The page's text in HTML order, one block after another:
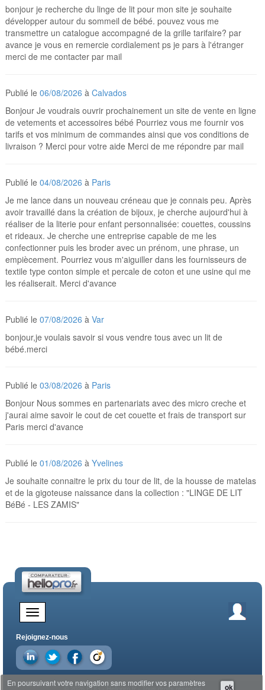
bonjour je recherche du linge de lit pour mon site je souhaite
développer autour du sommeil de bébé. pouvez vous me
transmettre un catalogue accompagné de la grille tarifaire? par
avance je vous en remercie cordialement ps je pars à l'étranger
merci de me contacter par mail
Publié le06/08/2026 àCalvados
Bonjour Je voudrais ouvrir prochainement un site de vente en ligne
de vetements et accessoires bébé Pourriez vous me fournir vos
tarifs et vos minimum de commandes ainsi que vos conditions de
livraison ? Merci pour votre aide Merci de me répondre par mail
Publié le04/08/2026 à Paris
Je me lance dans un nouveau créneau que je connais peu. Après
avoir travaillé dans la création de bijoux, je cherche aujourd'hui à
réaliser de la literie pour enfant personnalisée: couettes, coussins
et rideaux. Je cherche une entreprise capable de me les
confectionner puis les broder avec un prénom, une phrase, un
empiècement. Pourriez vous m'aiguiller dans les fournisseurs de
textile type conton simple et percale de coton et une usine qui me
les réaliserait. Merci d'avance
Publié le07/08/2026 àVar
bonjour,je voulais savoir si vous vendre tous avec un lit de
bébé.merci
Publié le03/08/2026 à Paris
Bonjour Nous sommes en partenariats avec des micro creche et
j'aurai aime savoir le cout de cet couette et frais de transport sur
Paris merci d'avance
Publié le01/08/2026 àYvelines
Je souhaite connaitre le prix du tour de lit, de la housse de matelas
et de la gigoteuse naissance dans la collection : "LINGE DE LIT
BéBé - LES ZAMIS"
Rejoignez-nous
En poursuivant votre navigation sans modifier vos paramètres
ok